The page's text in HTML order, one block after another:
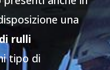
una
rulli
tipo di